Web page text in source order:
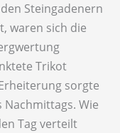
Steingadenern
waren sich die
Trikot
sorgte
Nachmittags. Wie
Tag verteilt